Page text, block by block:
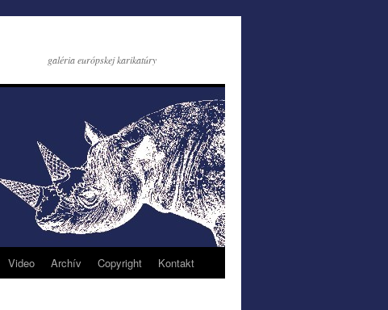
galéria európskej karikatúry
Video Archív Copyright Kontakt